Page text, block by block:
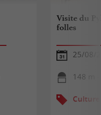
Visite du
folles
25/08/
148 m -
Culture